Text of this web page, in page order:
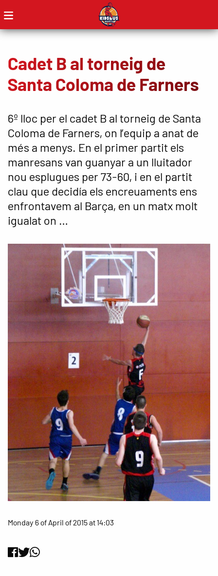
Cadet B al torneig de
Santa Coloma de Farners
6º lloc per el cadet B al torneig de Santa
Coloma de Farners, on l’equip a anat de
més a menys. En el primer partit els
manresans van guanyar a un lluitador
nou esplugues per 73-60, i en el partit
clau que decidía els encreuaments ens
enfrontavem al Barça, en un matx molt
igualat on …
Monday 6 of April of 2015 at 14:03